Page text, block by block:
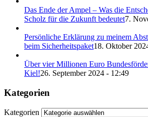
Das Ende der Ampel – Was die
Scholz für die Zukunft bedeutet7.
Persönliche Erklärung zu meinem
beim Sicherheitspaket18. Oktober
Über vier Millionen Euro
Kiel!26. September 2024 - 12:49
Kategorien
Kategorien